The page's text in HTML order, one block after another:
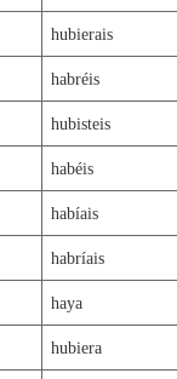
hubierais
habréis
hubisteis
habéis
habíais
habríais
haya
hubiera